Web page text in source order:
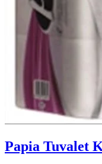
Papia Tuvalet